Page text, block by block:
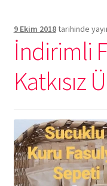
9 Ekim 2018tarihinde
İndirimli
Katkısız